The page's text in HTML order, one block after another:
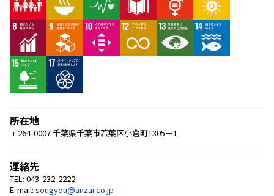
所在地
〒264-0007 千葉県千葉市若葉区小倉町1305－1
連絡先
TEL: 043-232-2222
E-mail: sougyou@anzai.co.jp